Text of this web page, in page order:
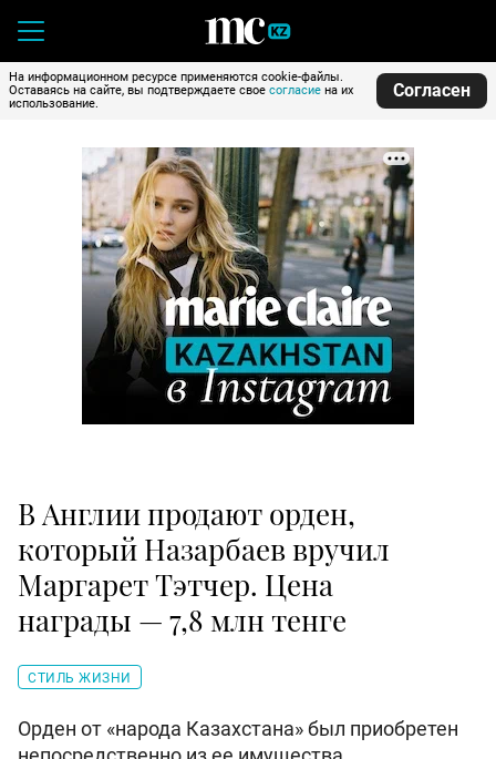
На информационном ресурсе применяются cookie-файлы.
Оставаясь на сайте, вы подтверждаете свое согласие на их
использование.
Согласен
В Англии продают орден,
который Назарбаев вручил
Маргарет Тэтчер. Цена
награды — 7,8 млн тенге
СТИЛЬ ЖИЗНИ
Орден от «народа Казахстана» был приобретен